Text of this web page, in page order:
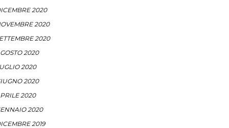
2020
2020
2020
2020
2020
2020
2020
2020
2019